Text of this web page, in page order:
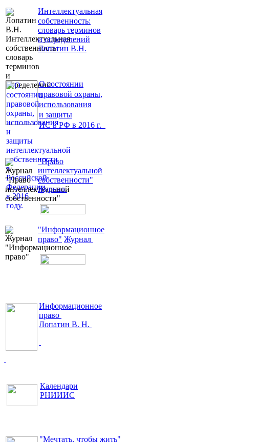
Интеллектуальная
собственность:
словарь терминов
и определений
Лопатин В.Н.
О состоянии
правовой охраны,
использования
и защиты
ИС в РФ в 2016 г.
"Право
интеллектуальной
собственности"
Журнал
"Информационное
право" Журнал
Информационное
право
Лопатин В. Н.
Календари
РНИИИС
"Мечтать, чтобы жить"